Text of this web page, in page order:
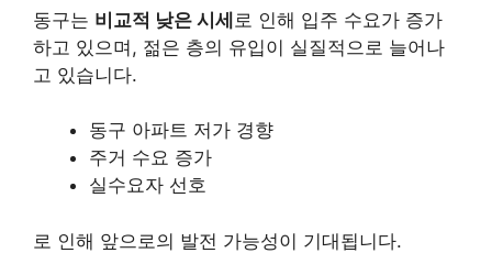
동구는 비교적 낮은 시세 로 인해 입주 수요가 증가
하고 있으며, 젊은 층의 유입이 실질적으로 늘어나
고 있습니다.
동구 아파트 저가 경향
주거 수요 증가
실수요자 선호
로 인해 앞으로의 발전 가능성이 기대됩니다.